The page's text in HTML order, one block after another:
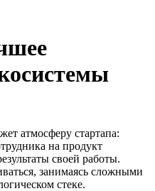
атмосферу стартапа:
на продукт
своей работы.
занимаясь сложными
стеке.